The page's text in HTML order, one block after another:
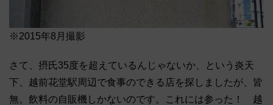
※2015年8月撮影
さて、摂氏35度を超えているんじゃないか、という炎天
下、越前花堂駅周辺で食事のできる店を探しましたが、皆
無。飲料の自販機しかないのです。これには参った！ 越